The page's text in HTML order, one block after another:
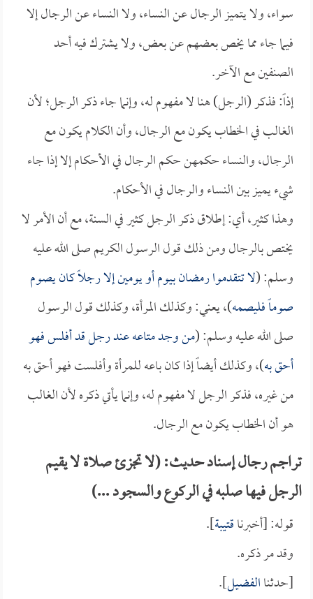
سواء، ولا يتميز الرجال عن النساء، ولا النساء عن الرجال إلا
فيما جاء مما يخص بعضهم عن بعض، ولا يشترك فيه أحد
الصنفين مع الآخر.
إذاً: فذكر (الرجل) هنا لا مفهوم له، وإنما جاء ذكر الرجل؛ لأن
الغالب في الخطاب يكون مع الرجال، وأن الكلام يكون مع
الرجال، والنساء حكمهن حكم الرجال في الأحكام إلا إذا جاء
شيء يميز بين النساء والرجال في الأحكام.
وهذا كثير، أي: إطلاق ذكر الرجل كثير في السنة، مع أن الأمر لا
يختص بالرجال ومن ذلك قول الرسول الكريم صلى الله عليه
وسلم: (لا تتقدموا رمضان بيوم أو يومين إلا رجلاً كان يصوم
صوماً فليصمه)، يعني: وكذلك المرأة، وكذلك قول الرسول
صلى الله عليه وسلم: (من وجد متاعه عند رجل قد أفلس فهو
أحق به)، وكذلك أيضاً إذا كان باعه للمرأة وأفلست فهو أحق به
من غيره، فذكر الرجل لا مفهوم له، وإنما يأتي ذكره لأن الغالب
هو أن الخطاب يكون مع الرجال.
تراجم رجال إسناد حديث: (لا تجزئ صلاة لا يقيم
الرجل فيها صلبه في الركوع والسجود ...)
قوله: [أخبرناقتيبة].
وقد مر ذكره.
[حدثناالفضيل].